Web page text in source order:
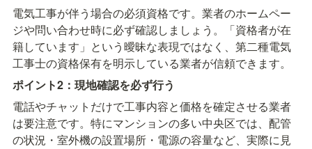
電気工事が伴う場合の必須資格です。業者のホームペー
ジや問い合わせ時に必ず確認しましょう。「資格者が在
籍しています」という曖昧な表現ではなく、第二種電気
工事士の資格保有を明示している業者が信頼できます。
ポイント2：現地確認を必ず行う
電話やチャットだけで工事内容と価格を確定させる業者
は要注意です。特にマンションの多い中央区では、配管
の状況・室外機の設置場所・電源の容量など、実際に見